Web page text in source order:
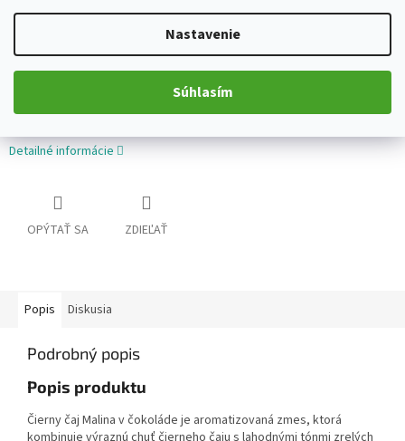
Nastavenie
Súhlasím
Pridať do košíka
Lahodný, dezertný a príjemne sladký.
Detailné informácie
OPÝTAŤ SA ZDIEĽAŤ
Popis Diskusia
Podrobný popis
Popis produktu
Čierny čaj Malina v čokoláde je aromatizovaná zmes, ktorá